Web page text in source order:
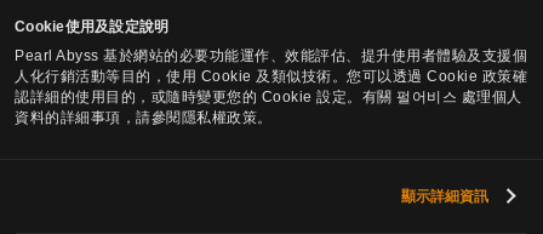
Cookie使用及設定說明
Pearl Abyss 基於網站的必要功能運作、效能評估、提升使用者體驗及支援個
人化行銷活動等目的，使用 Cookie 及類似技術。您可以透過 Cookie 政策確
認詳細的使用目的，或隨時變更您的 Cookie 設定。有關 펄어비스 處理個人
資料的詳細事項，請參閱隱私權政策。
顯示詳細資訊
시)
확률에 따라 획득하는 전리품